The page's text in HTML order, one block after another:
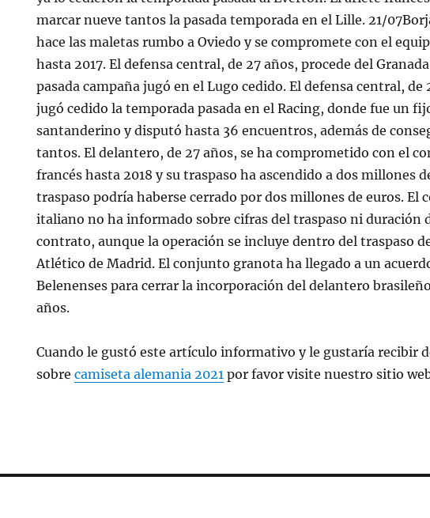
marcar nueve tantos la pasada temporada en el Lille. 21/
hace las maletas rumbo a Oviedo y se compromete con el
hasta 2017. El defensa central, de 27 años, procede del
pasada campaña jugó en el Lugo cedido. El defensa central, de
jugó cedido la temporada pasada en el Racing, donde fue un
santanderino y disputó hasta 36 encuentros, además de
tantos. El delantero, de 27 años, se ha comprometido con el
francés hasta 2018 y su traspaso ha ascendido a dos millones
traspaso podría haberse cerrado por dos millones de euros. El
italiano no ha informado sobre cifras del traspaso ni duración
contrato, aunque la operación se incluye dentro del traspaso
Atlético de Madrid. El conjunto granota ha llegado a un
Belenenses para cerrar la incorporación del delantero
años.
Cuando le gustó este artículo informativo y le gustaría recibir
sobrecamiseta alemania 2021 por favor visite nuestro sitio